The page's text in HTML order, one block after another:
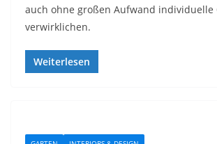
auch ohne großen Aufwand individuelle
verwirklichen.
Weiterlesen